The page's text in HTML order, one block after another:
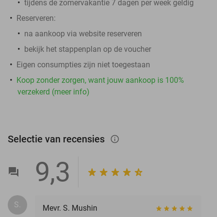
tijdens de zomervakantie 7 dagen per week geldig
Reserveren:
na aankoop via website reserveren
bekijk het stappenplan op de voucher
Eigen consumpties zijn niet toegestaan
Koop zonder zorgen, want jouw aankoop is 100%
verzekerd (meer info)
Selectie van recensies info_outlined
9,3
S.
Mevr. S. Mushin